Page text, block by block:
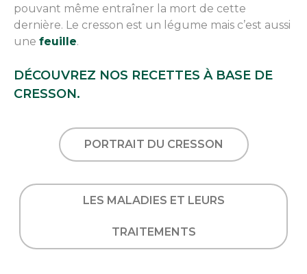
pouvant même entraîner la mort de cette
dernière. Le cresson est un légume mais c’est aussi
une feuille.
DÉCOUVREZ NOS RECETTES À BASE DE
CRESSON.
PORTRAIT DU CRESSON
LES MALADIES ET LEURS
TRAITEMENTS